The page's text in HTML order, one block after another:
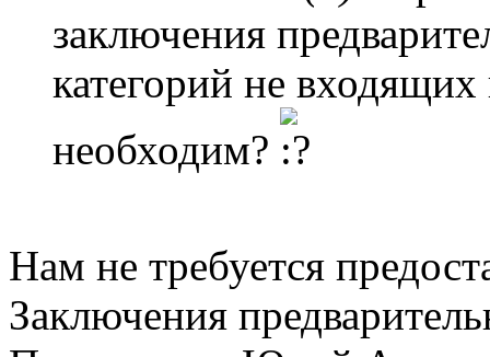
заключения
категорий не
необходим?
Нам не требуется
Заключения